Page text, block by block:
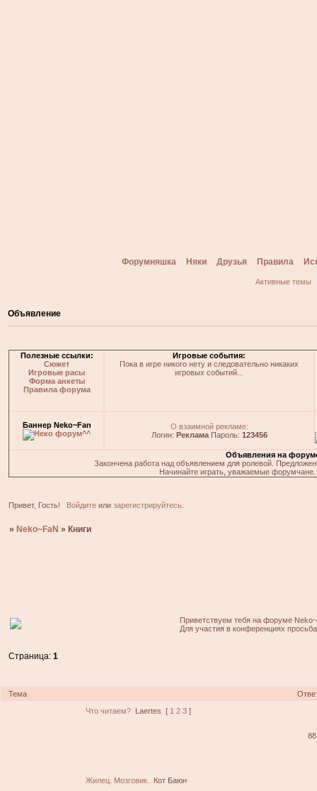
Форумняшка Няки Друзья Правила
Активные темы
Объявление
Полезные ссылки:
Сюжет
Игровые расы
Форма анкеты
Правила форума
Игровые события:
Пока в игре никого нету и следовательно никаких
игровых событий...
Баннер Neko~Fan
О взаимной рекламе:
Логин: РекламаПароль: 123456
Объявления на
Закончена работа над объявлением для ролевой.
Начинайте играть, уважаемые
Привет, Гость! Войдитеили зарегистрируйтесь.
» Neko~FaN » Книги
Приветствуем тебя на форуме
Для участия в конференциях
Страница:1
Тема
Что читаем? Laertes [ 1 2 3 ]
88
Жилец. Мозговик. Кот Баюн